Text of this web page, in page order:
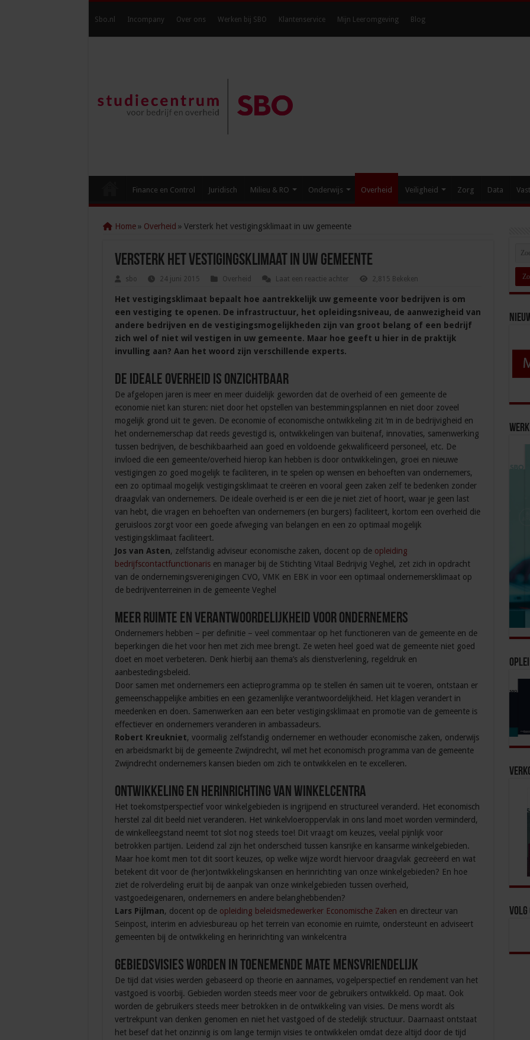
Sbo.nl Incompany Over ons Werken bij SBO Klantenservice Mijn Leeromgeving Blog
Finance en Control Juridisch Milieu & RO Onderwijs Overheid Veiligheid Zorg Data
Home » Overheid » Versterk het vestigingsklimaat in uw gemeente
Versterk het vestigingsklimaat in uw gemeente
sbo 24 juni 2015 Overheid Laat een reactie achter 2,815 Bekeken
Het vestigingsklimaat bepaalt hoe aantrekkelijk uw gemeente voor bedrijven is om
een vestiging te openen. De infrastructuur, het opleidingsniveau, de aanwezigheid van
andere bedrijven en de vestigingsmogelijkheden zijn van groot belang of een bedrijf
zich wel of niet wil vestigen in uw gemeente. Maar hoe geeft u hier in de praktijk
invulling aan? Aan het woord zijn verschillende experts.
De ideale overheid is onzichtbaar
De afgelopen jaren is meer en meer duidelijk geworden dat de overheid of een gemeente de
economie niet kan sturen: niet door het opstellen van bestemmingsplannen en niet door zoveel
mogelijk grond uit te geven. De economie of economische ontwikkeling zit ‘m in de bedrijvigheid en
het ondernemerschap dat reeds gevestigd is, ontwikkelingen van buitenaf, innovaties, samenwerking
tussen bedrijven, de beschikbaarheid aan goed en voldoende gekwalificeerd personeel, etc. De
invloed die een gemeente/overheid hierop kan hebben is door ontwikkelingen, groei en nieuwe
vestigingen zo goed mogelijk te faciliteren, in te spelen op wensen en behoeften van ondernemers,
een zo optimaal mogelijk vestigingsklimaat te creëren en vooral geen zaken zelf te bedenken zonder
draagvlak van ondernemers. De ideale overheid is er een die je niet ziet of hoort, waar je geen last
van hebt, die vragen en behoeften van ondernemers (en burgers) faciliteert, kortom een overheid die
geruisloos zorgt voor een goede afweging van belangen en een zo optimaal mogelijk
vestigingsklimaat faciliteert.
Jos van Asten, zelfstandig adviseur economische zaken, docent op de opleiding
bedrijfscontactfunctionarisen manager bij de Stichting Vitaal Bedrijvig Veghel, zet zich in opdracht
van de ondernemingsverenigingen CVO, VMK en EBK in voor een optimaal ondernemersklimaat op
de bedrijventerreinen in de gemeente Veghel
Meer ruimte en verantwoordelijkheid voor ondernemers
Ondernemers hebben – per definitie – veel commentaar op het functioneren van de gemeente en de
beperkingen die het voor hen met zich mee brengt. Ze weten heel goed wat de gemeente niet goed
doet en moet verbeteren. Denk hierbij aan thema’s als dienstverlening, regeldruk en
aanbestedingsbeleid.
Door samen met ondernemers een actieprogramma op te stellen én samen uit te voeren, ontstaan er
gemeenschappelijke ambities en een gezamenlijke verantwoordelijkheid. Het klagen verandert in
meedenken en doen. Samenwerken aan een beter vestigingsklimaat en promotie van de gemeente is
effectiever en ondernemers veranderen in ambassadeurs.
Robert Kreukniet, voormalig zelfstandig ondernemer en wethouder economische zaken, onderwijs
en arbeidsmarkt bij de gemeente Zwijndrecht, wil met het economisch programma van de gemeente
Zwijndrecht ondernemers kansen bieden om zich te ontwikkelen en te excelleren.
Ontwikkeling en herinrichting van winkelcentra
Het toekomstperspectief voor winkelgebieden is ingrijpend en structureel veranderd. Het economisch
herstel zal dit beeld niet veranderen. Het winkelvloeroppervlak in ons land moet worden verminderd,
de winkelleegstand neemt tot slot nog steeds toe! Dit vraagt om keuzes, veelal pijnlijk voor
betrokken partijen. Leidend zal zijn het onderscheid tussen kansrijke en kansarme winkelgebieden.
Maar hoe komt men tot dit soort keuzes, op welke wijze wordt hiervoor draagvlak gecreëerd en wat
betekent dit voor de (her)ontwikkelingskansen en herinrichting van onze winkelgebieden? En hoe
ziet de rolverdeling eruit bij de aanpak van onze winkelgebieden tussen overheid,
vastgoedeigenaren, ondernemers en andere belanghebbenden?
Lars Pijlman, docent op de opleiding beleidsmedewerker Economische Zaken en directeur van
Seinpost, interim en adviesbureau op het terrein van economie en ruimte, ondersteunt en adviseert
gemeenten bij de ontwikkeling en herinrichting van winkelcentra
Gebiedsvisies worden in toenemende mate mensvriendelijk
De tijd dat visies werden gebaseerd op theorie en aannames, vogelperspectief en rendement van het
vastgoed is voorbij. Gebieden worden steeds meer voor de gebruikers ontwikkeld. Op maat. Ook
worden de gebruikers steeds meer betrokken in de ontwikkeling van visies. De mens wordt als
vertrekpunt van denken genomen en niet het vastgoed of de stedelijk structuur. Daarnaast ontstaat
het besef dat het onzinnig is om lange termijn visies te ontwikkelen omdat deze altijd door de tijd
Volg